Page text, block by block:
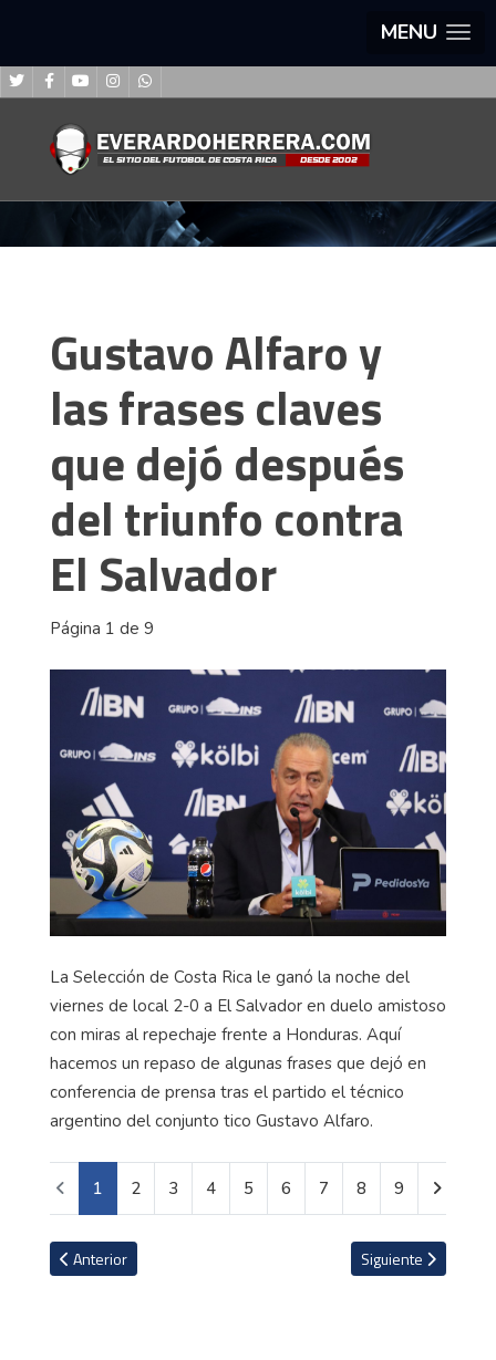
MENU
Gustavo Alfaro y
las frases claves
que dejó después
del triunfo contra
El Salvador
Página 1 de 9
La Selección de Costa Rica le ganó la noche del
viernes de local 2-0 a El Salvador en duelo amistoso
con miras al repechaje frente a Honduras. Aquí
hacemos un repaso de algunas frases que dejó en
conferencia de prensa tras el partido el técnico
argentino del conjunto tico Gustavo Alfaro.
1 2 3 4 5 6 7 8 9
Artículo anterior: La impresionante casa de Jürgen Klopp en
Anterior Artículo siguiente:
Siguiente